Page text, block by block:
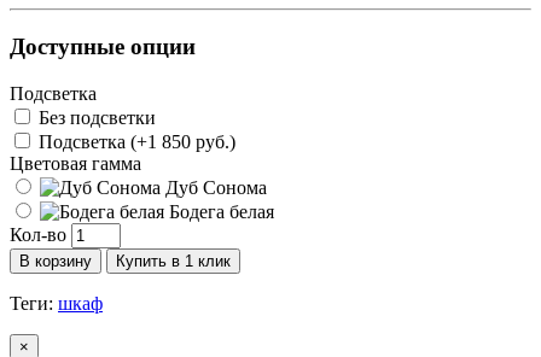
Доступные опции
Подсветка
Без подсветки
Подсветка (+1 850 руб.)
Цветовая гамма
Дуб Сонома
Бодега белая
Кол-во
В корзину Купить в 1 клик
Теги: шкаф
×